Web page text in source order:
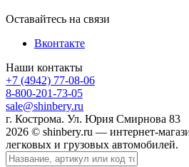
Оставайтесь на связи
Вконтакте
Наши контакты
+7 (4942) 77-08-06
8-800-201-73-05
sale@shinbery.ru
г. Кострома. Ул. Юрия Смирнова 83
2026 © shinbery.ru — интернет-
легковых и грузовых автомобилей.